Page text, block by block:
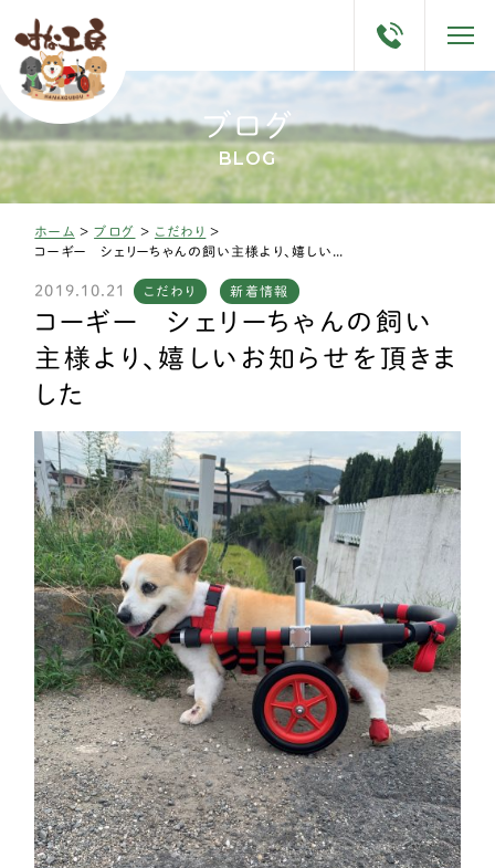
ブログ
BLOG
ホーム >ブログ > こだわり >
2019.10.21 こだわり 新着情報
コーギー シェリーちゃんの飼い
主様より、嬉しいお知らせを頂きま
した